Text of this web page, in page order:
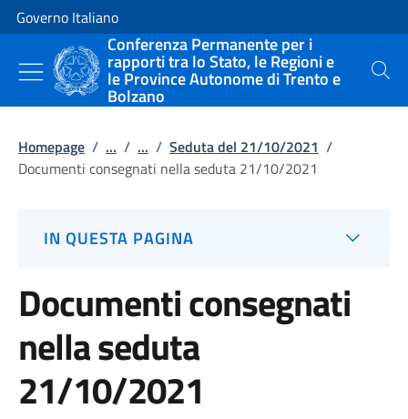
Vai al contenuto
Vai alla navigazione del sito
Governo Italiano
Conferenza Permanente per i
rapporti tra lo Stato, le Regioni e
le Province Autonome di Trento e
Bolzano
Cerca
Homepage / ... / ... / Seduta del 21/10/2021 /
Documenti consegnati nella seduta 21/10/2021
IN QUESTA PAGINA
Documenti consegnati
nella seduta
21/10/2021